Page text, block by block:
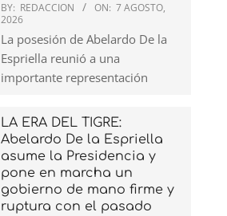
BY: REDACCION ON: 7 AGOSTO,
2026
La posesión de Abelardo De la
Espriella reunió a una
importante representación
LA ERA DEL TIGRE:
Abelardo De la Espriella
asume la Presidencia y
pone en marcha un
gobierno de mano firme y
ruptura con el pasado